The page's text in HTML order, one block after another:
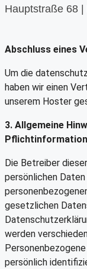
Hauptstraße 68
Abschluss eines
Um die
haben wir einen
unserem Hoster
3. Allgemeine
Die Betreiber
persönlichen
gesetzlichen
werden
persönlich